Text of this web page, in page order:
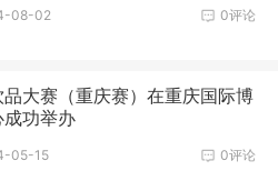
0评论
08-02
品大赛（重庆赛）在重庆国际博
成功举办
0评论
05-15